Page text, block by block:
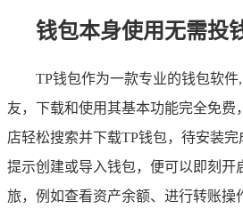
钱包本身使用无需投
TP钱包作为一款专业的钱包软
友，下载和使用其基本功能完全免费
店轻松搜索并下载TP钱包，待安装
提示创建或导入钱包，便可以即刻开
旅，例如查看资产余额、进行转账操